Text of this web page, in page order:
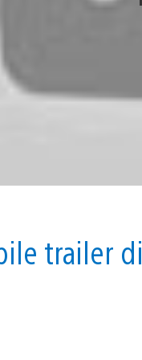
trailer